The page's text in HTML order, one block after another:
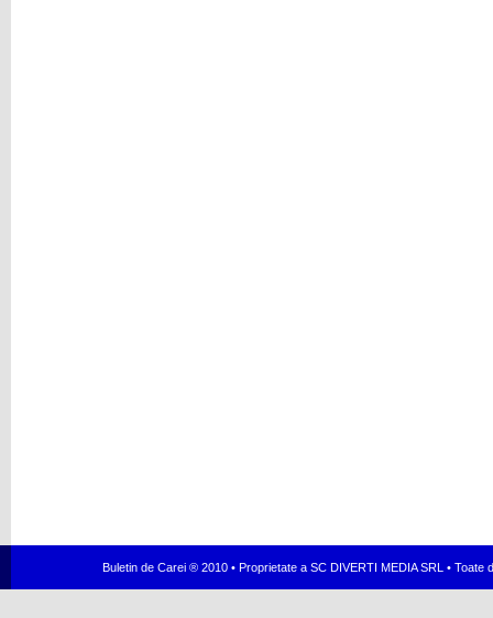
Buletin de Carei ® 2010 • Proprietate a SC DIVERTI MEDIA SRL •